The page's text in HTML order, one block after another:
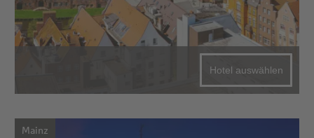
Hotel auswählen
Mainz